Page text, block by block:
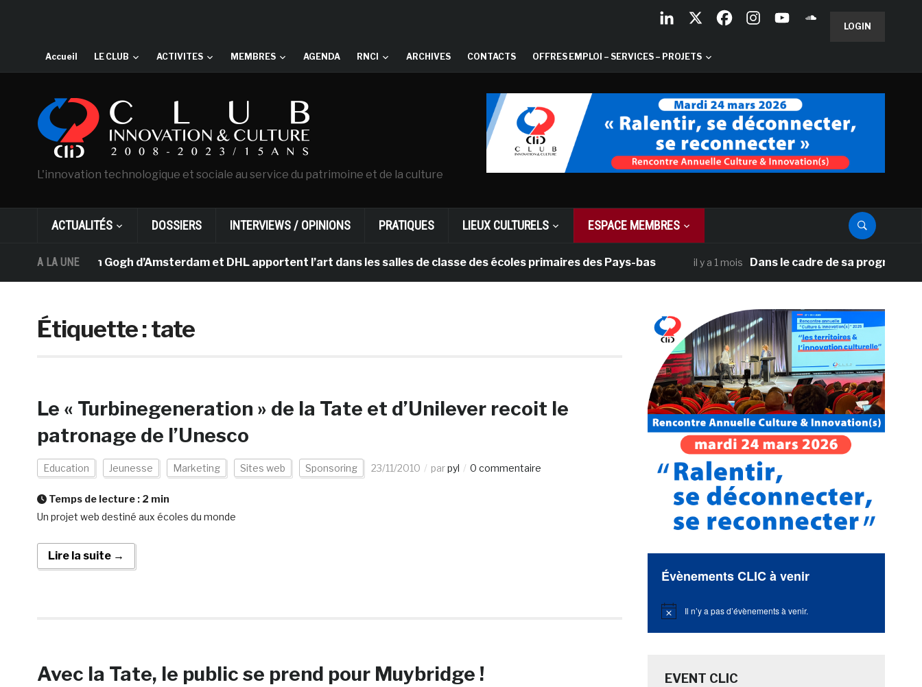
LOGIN
Accueil LE CLUB ACTIVITES MEMBRES AGENDA RNCI ARCHIVES CONTACTS OFFRES EMPLOI – SERVICES – PROJETS
L'innovation technologique et sociale au service du patrimoine et de la culture
ACTUALITÉS DOSSIERS INTERVIEWS / OPINIONS PRATIQUES LIEUX CULTURELS ESPACE MEMBRES
A LA UNE
musée Van Gogh d’Amsterdam et DHL apportent l’art dans les salles de classe des écoles primaires des Pays-bas il y a 1 mois Dans le cadre de sa programmation
Étiquette :tate
Le « Turbinegeneration » de la Tate et d’Unilever recoit le
patronage de l’Unesco
Education Jeunesse Marketing Sites web Sponsoring 23/11/2010 parpyl 0 commentaire
Temps de lecture : 2 min
Un projet web destiné aux écoles du monde
Lire la suite →
Avec la Tate, le public se prend pour Muybridge !
Évènements CLIC à venir
Notice Il n’y a pas d’évènements à venir.
EVENT CLIC